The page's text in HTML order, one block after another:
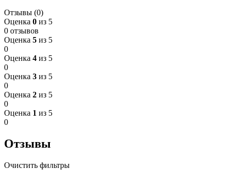
Отзывы (0)
Оценка 0 из 5
0 отзывов
Оценка 5 из 5
0
Оценка 4 из 5
0
Оценка 3 из 5
0
Оценка 2 из 5
0
Оценка 1 из 5
0
Отзывы
Очистить фильтры